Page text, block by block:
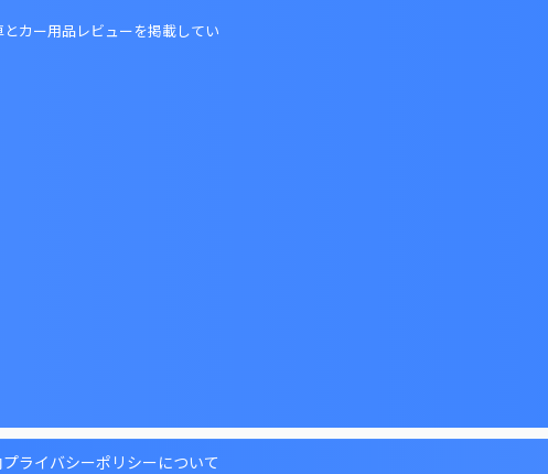
カー用品レビューを掲載してい
ライバシーポリシーについて